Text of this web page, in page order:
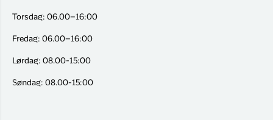
Torsdag: 06.00–16:00
Fredag: 06.00–16:00
Lørdag: 08.00-15:00
Søndag: 08.00-15:00